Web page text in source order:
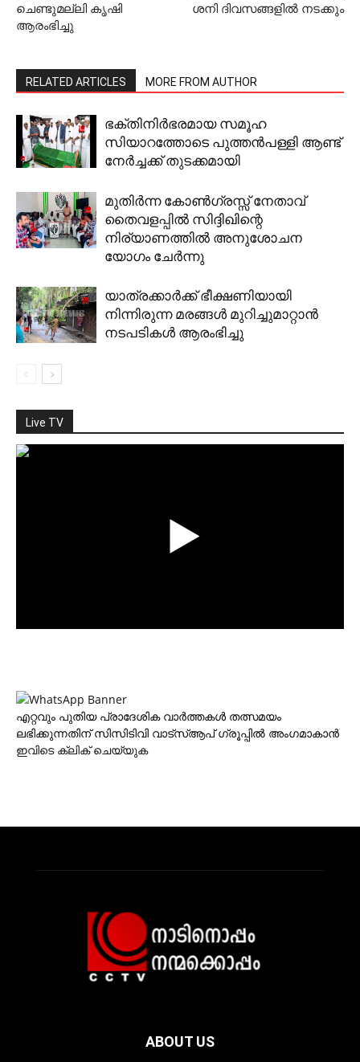
ചെണ്ടുമല്ലി കൃഷി
ആരംഭിച്ചു
ശനി ദിവസങ്ങളില്‍ നടക്കും
RELATED ARTICLES MORE FROM AUTHOR
ഭക്തിനിര്‍ഭരമായ സമൂഹ
സിയാറത്തോടെ പുത്തന്‍പള്ളി ആണ്ട്
നേര്‍ച്ചക്ക് തുടക്കമായി
മുതിര്‍ന്ന കോണ്‍ഗ്രസ്സ് നേതാവ്
തൈവളപ്പില്‍ സിദ്ദിഖിന്റെ
നിര്യാണത്തില്‍ അനുശോചന
യോഗം ചേര്‍ന്നു
യാത്രക്കാര്‍ക്ക് ഭീക്ഷണിയായി
നിന്നിരുന്ന മരങ്ങള്‍ മുറിച്ചുമാറ്റാന്‍
നടപടികള്‍ ആരംഭിച്ചു
Live TV
എറ്റവും പുതിയ പ്രാദേശിക വാര്‍ത്തകള്‍ തത്സമയം
ലഭിക്കുന്നതിന് സിസിടിവി വാട്‌സ്ആപ് ഗ്രൂപ്പില്‍ അംഗമാകാന്‍
ഇവിടെ ക്ലിക് ചെയ്യുക
ABOUT US